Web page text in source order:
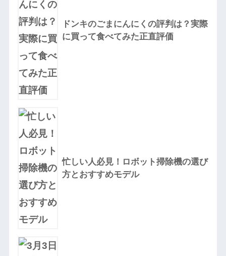
ドンキのごまにんにくの評判は？実際
に買って食べてみた正直評価
忙しい人必見！ロボット掃除機の選び
方とおすすめモデル